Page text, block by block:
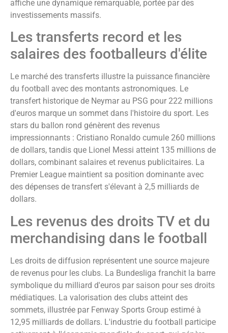
affiche une dynamique remarquable, portée par des
investissements massifs.
Les transferts record et les
salaires des footballeurs d'élite
Le marché des transferts illustre la puissance financière
du football avec des montants astronomiques. Le
transfert historique de Neymar au PSG pour 222 millions
d'euros marque un sommet dans l'histoire du sport. Les
stars du ballon rond génèrent des revenus
impressionnants : Cristiano Ronaldo cumule 260 millions
de dollars, tandis que Lionel Messi atteint 135 millions de
dollars, combinant salaires et revenus publicitaires. La
Premier League maintient sa position dominante avec
des dépenses de transfert s'élevant à 2,5 milliards de
dollars.
Les revenus des droits TV et du
merchandising dans le football
Les droits de diffusion représentent une source majeure
de revenus pour les clubs. La Bundesliga franchit la barre
symbolique du milliard d'euros par saison pour ses droits
médiatiques. La valorisation des clubs atteint des
sommets, illustrée par Fenway Sports Group estimé à
12,95 milliards de dollars. L'industrie du football participe